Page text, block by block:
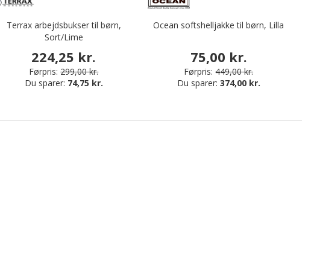
Terrax arbejdsbukser til børn,
Sort/Lime
224,25 kr.
Førpris: 299,00 kr.
Du sparer: 74,75 kr.
Ocean softshelljakke til børn, Lilla
75,00 kr.
Førpris: 449,00 kr.
Du sparer: 374,00 kr.